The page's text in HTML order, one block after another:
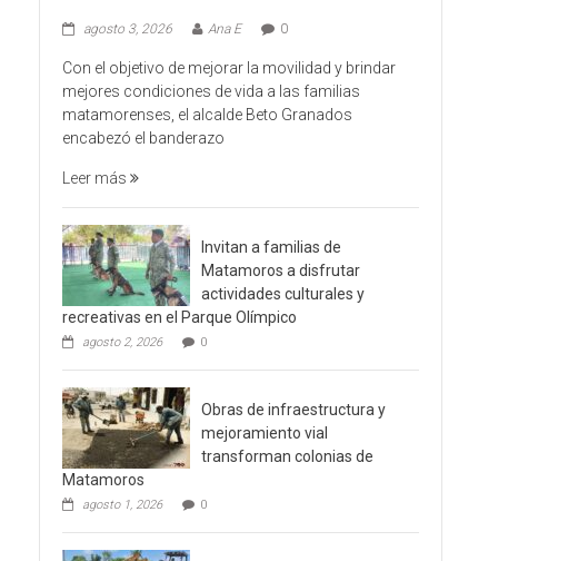
agosto 3, 2026 Ana E 0
Con el objetivo de mejorar la movilidad y brindar
mejores condiciones de vida a las familias
matamorenses, el alcalde Beto Granados
encabezó el banderazo
Leer más
Invitan a familias de
Matamoros a disfrutar
actividades culturales y
recreativas en el Parque Olímpico
agosto 2, 2026 0
Obras de infraestructura y
mejoramiento vial
transforman colonias de
Matamoros
agosto 1, 2026 0